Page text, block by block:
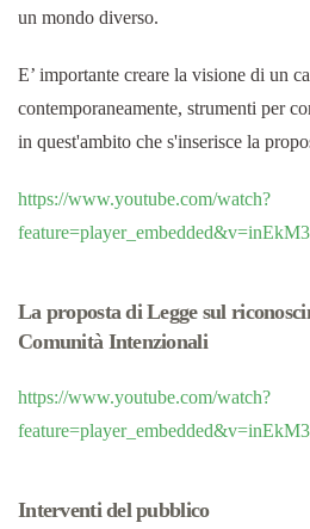
un mondo diverso.
E’ importante creare la visione di un
contemporaneamente, strumenti per
in quest'ambito che s'inserisce la
https://www.youtube.com/watch?
La proposta di Legge sul
Comunità Intenzionali
https://www.youtube.com/watch?
Interventi del pubblico